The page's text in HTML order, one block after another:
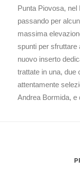
Punta Piovosa, nel
passando per
massima
spunti per sfruttare
nuovo inserto
trattate in una, due
attentamente
Andrea Bormida, e